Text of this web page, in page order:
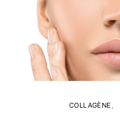
COLLAGÈNE